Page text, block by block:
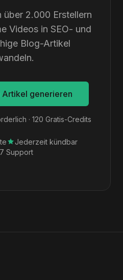
über 2.000 Erstellern
Videos in SEO- und
Blog-Artikel
Artikel generieren
· 120 Gratis-Credits
Jederzeit kündbar
Support